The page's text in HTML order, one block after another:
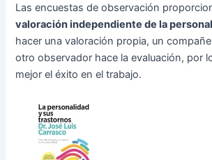
Las encuestas de observación
valoración independiente de la
hacer una valoración propia, un
otro observador hace la evaluación, por
mejor el éxito en el trabajo.